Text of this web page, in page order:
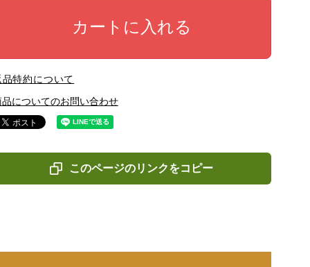
カートに入れる
品特約について
品についてのお問い合わせ
このページのリンクをコピー